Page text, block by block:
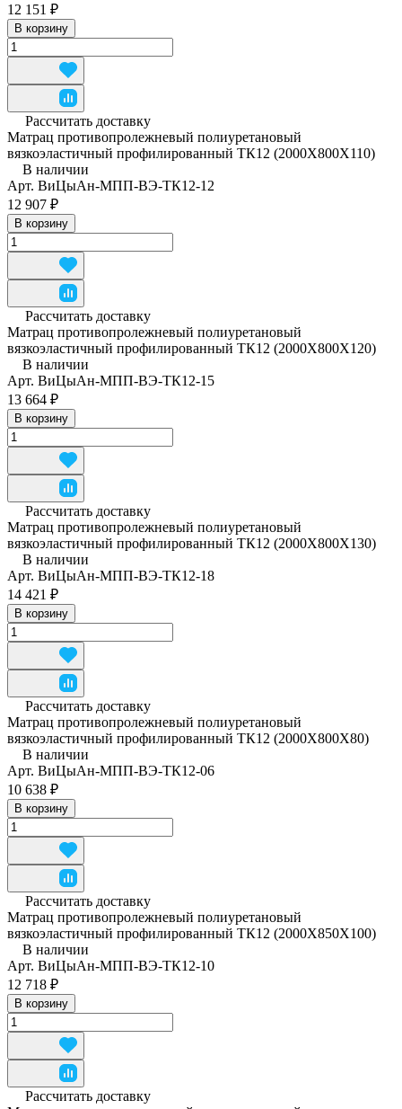
12 151 ₽
В корзину
Рассчитать доставку
Матрац противопролежневый полиуретановый
вязкоэластичный профилированный ТК12 (2000Х800Х110)
В наличии
Арт. ВиЦыАн-МПП-ВЭ-ТК12-12
12 907 ₽
В корзину
Рассчитать доставку
Матрац противопролежневый полиуретановый
вязкоэластичный профилированный ТК12 (2000Х800Х120)
В наличии
Арт. ВиЦыАн-МПП-ВЭ-ТК12-15
13 664 ₽
В корзину
Рассчитать доставку
Матрац противопролежневый полиуретановый
вязкоэластичный профилированный ТК12 (2000Х800Х130)
В наличии
Арт. ВиЦыАн-МПП-ВЭ-ТК12-18
14 421 ₽
В корзину
Рассчитать доставку
Матрац противопролежневый полиуретановый
вязкоэластичный профилированный ТК12 (2000Х800Х80)
В наличии
Арт. ВиЦыАн-МПП-ВЭ-ТК12-06
10 638 ₽
В корзину
Рассчитать доставку
Матрац противопролежневый полиуретановый
вязкоэластичный профилированный ТК12 (2000Х850Х100)
В наличии
Арт. ВиЦыАн-МПП-ВЭ-ТК12-10
12 718 ₽
В корзину
Рассчитать доставку